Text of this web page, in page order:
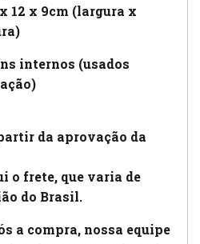
12 x 9cm (largura x
internos (usados
da aprovação da
o frete, que varia de
do Brasil.
a compra, nossa equipe